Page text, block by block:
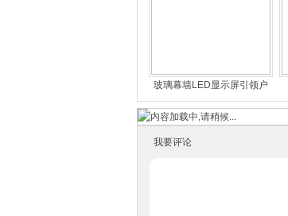
玻璃幕墙LED显示屏引领户
我要评论